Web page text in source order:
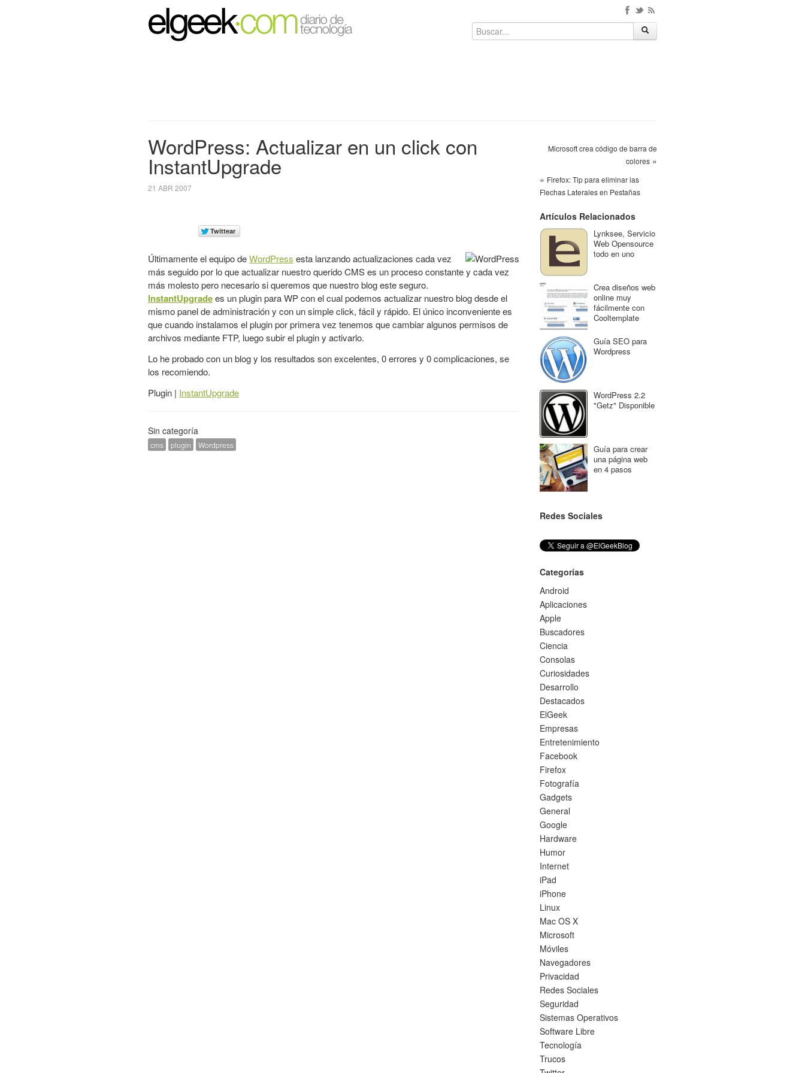
WordPress: Actualizar en un click con
InstantUpgrade
21 ABR 2007
Últimamente el equipo deWordPress esta lanzando actualizaciones cada vez
más seguido por lo que actualizar nuestro querido CMS es un proceso constante y cada vez
más molesto pero necesario si queremos que nuestro blog este seguro.
InstantUpgradees un plugin para WP con el cual podemos actualizar nuestro blog desde el
mismo panel de administración y con un simple click, fácil y rápido. El único inconveniente es
que cuando instalamos el plugin por primera vez tenemos que cambiar algunos permisos de
archivos mediante FTP, luego subir el plugin y activarlo.
Lo he probado con un blog y los resultados son excelentes, 0 errores y 0 complicaciones, se
los recomiendo.
Plugin | InstantUpgrade
Sin categoría
cms plugin Wordpress
Microsoft crea código de barra de
colores »
« Firefox: Tip para eliminar las
Flechas Laterales en Pestañas
Artículos Relacionados
Lynksee, Servicio
Web Opensource
todo en uno
Crea diseños web
online muy
fácilmente con
Cooltemplate
Guía SEO para
Wordpress
WordPress 2.2
"Getz" Disponible
Guía para crear
una página web
en 4 pasos
Redes Sociales
Categorías
Android
Aplicaciones
Apple
Buscadores
Ciencia
Consolas
Curiosidades
Desarrollo
Destacados
ElGeek
Empresas
Entretenimiento
Facebook
Firefox
Fotografía
Gadgets
General
Google
Hardware
Humor
Internet
iPad
iPhone
Linux
Mac OS X
Microsoft
Móviles
Navegadores
Privacidad
Redes Sociales
Seguridad
Sistemas Operativos
Software Libre
Tecnología
Trucos